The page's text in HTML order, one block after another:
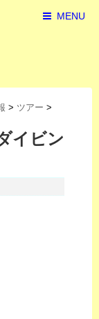
MENU
> ツアー >
イビン